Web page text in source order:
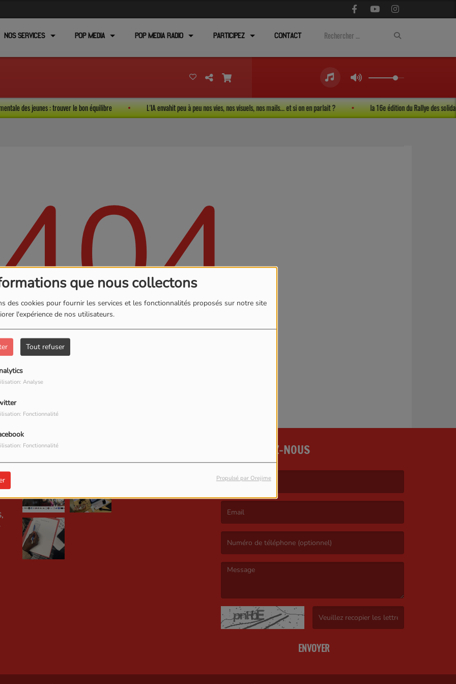
que nous collectons
des cookies pour fournir les services et les fonctionnalités proposés sur notre site
l'expérience de nos utilisateurs.
Tout refuser
Analyse
Fonctionnalité
Fonctionnalité
Propulsé par Orejime
NOS SERVICES POP MEDIA POP MEDIA RADIO PARTICIPEZ CONTACT
mentale des jeunes : trouver le bon équilibre L'IA envahit peu à peu nos vies, nos visuels, nos mails... et si on en parlait ? la 16e édition du Rallye des
vous avez rencontré une erreur.
PHOTOS CONTACTEZ-NOUS
(Le nom est obligatoire. )
ENVOYER